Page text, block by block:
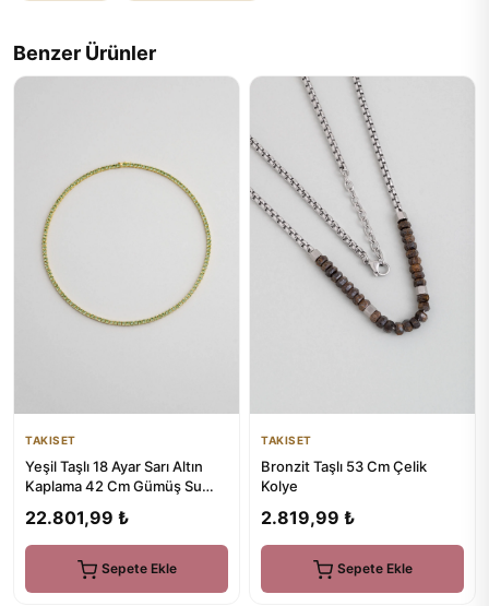
Benzer Ürünler
TAKISET
Yeşil Taşlı 18 Ayar Sarı Altın
Kaplama 42 Cm Gümüş Su
22.801,99 ₺
Sepete Ekle
TAKISET
Bronzit Taşlı 53 Cm Çelik
Kolye
2.819,99 ₺
Sepete Ekle